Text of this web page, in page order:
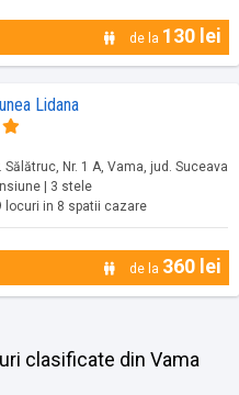
de la 130 lei
Lidana
Sălătruc, Nr. 1 A, Vama, jud. Suceava
| 3 stele
locuri in 8 spatii cazare
de la 360 lei
clasificate din Vama